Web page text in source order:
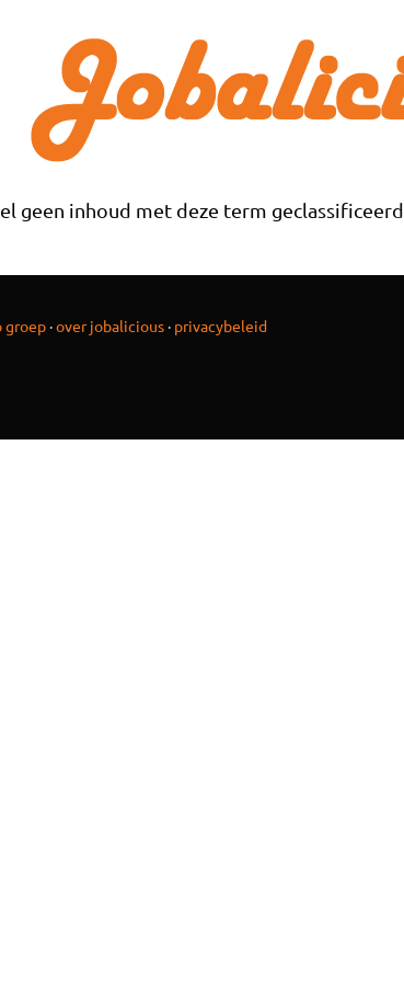
geen inhoud met deze term geclassificeerd.
groep·over jobalicious· privacybeleid